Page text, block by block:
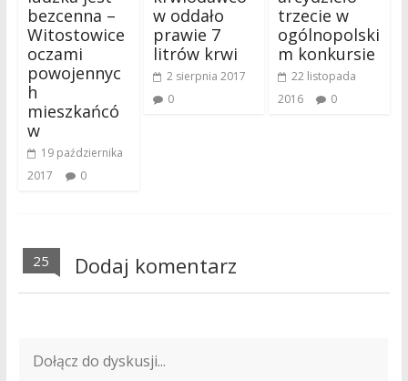
bezcenna –
Witostowice
oczami
powojennyc
h
mieszkańcó
w
19 października
2017
0
w oddało
prawie 7
litrów krwi
2 sierpnia 2017
0
trzecie w
ogólnopolski
m konkursie
22 listopada
2016
0
25 Dodaj komentarz